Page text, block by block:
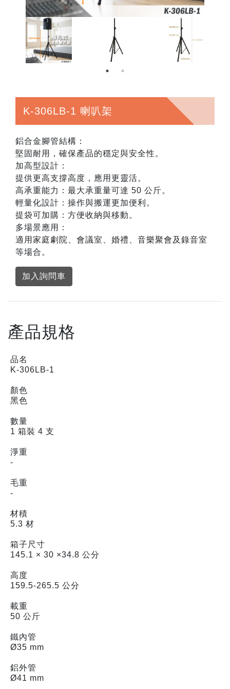
K-306LB-1 喇叭架
鋁合金腳管結構：
堅固耐用，確保產品的穩定與安全性。
加高型設計：
提供更高支撐高度，應用更靈活。
高承重能力：最大承重量可達 50 公斤。
輕量化設計：操作與搬運更加便利。
提袋可加購：方便收納與移動。
多場景應用：
適用家庭劇院、會議室、婚禮、音樂聚會及錄音室
等場合。
加入詢問車
產品規格
品名
K-306LB-1
顏色
黑色
數量
1 箱裝 4 支
淨重
-
毛重
-
材積
5.3 材
箱子尺寸
145.1 × 30 ×34.8 公分
高度
159.5-265.5 公分
載重
50 公斤
鐵內管
Ø35 mm
鋁外管
Ø41 mm